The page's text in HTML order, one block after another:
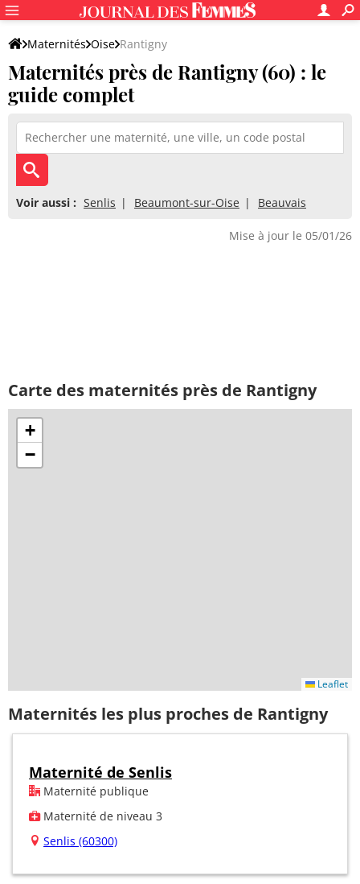
Maternités Oise Rantigny
Maternités près de Rantigny (60) : le
guide complet
Voir aussi : Senlis Beaumont-sur-Oise Beauvais
Mise à jour le 05/01/26
Carte des maternités près de Rantigny
+
−
Leaflet
Maternités les plus proches de Rantigny
Maternité de Senlis
Maternité publique
Maternité de niveau 3
Senlis (60300)